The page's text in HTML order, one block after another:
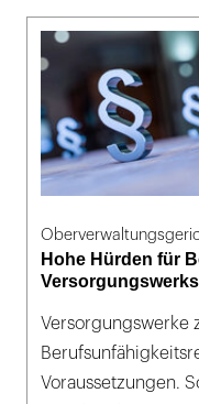
Hohe Hürden für
Versorgungswerks
Versorgungswerke
Voraussetzungen.